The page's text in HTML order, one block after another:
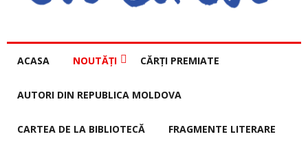
ACASA NOUTĂȚI CĂRȚI PREMIATE
AUTORI DIN REPUBLICA MOLDOVA
CARTEA DE LA BIBLIOTECĂ FRAGMENTE LITERARE